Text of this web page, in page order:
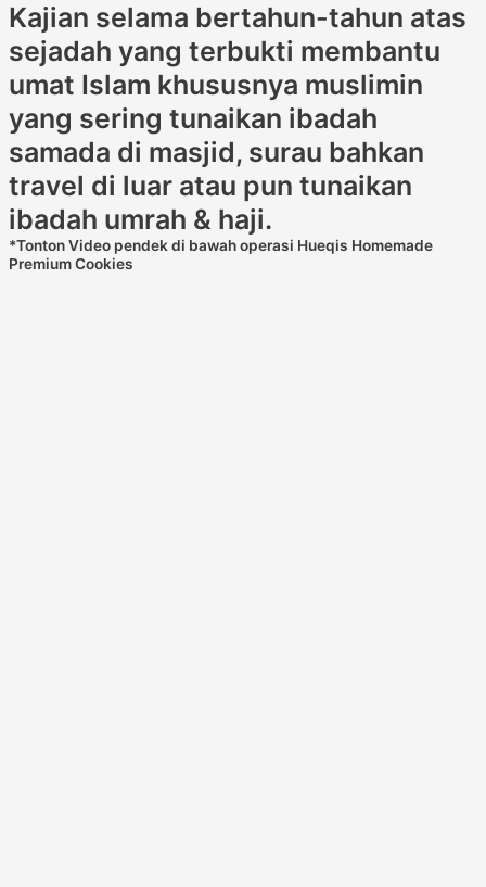
Kajian selama bertahun-tahun atas
sejadah yang terbukti membantu
umat Islam khususnya muslimin
yang sering tunaikan ibadah
samada di masjid, surau bahkan
travel di luar atau pun tunaikan
ibadah umrah & haji.
*Tonton Video pendek di bawah operasi Hueqis Homemade
Premium Cookies